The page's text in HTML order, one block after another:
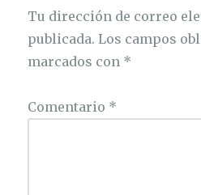
Tu dirección de correo
publicada. Los campos
marcados con *
Comentario *